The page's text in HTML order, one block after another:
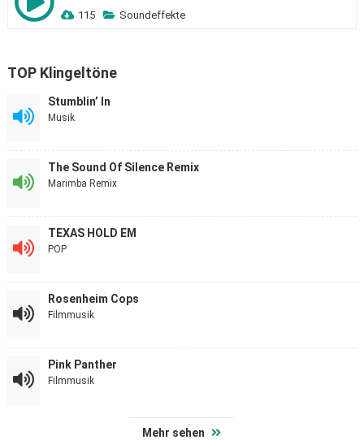
115 Soundeffekte
TOP Klingeltöne
Stumblin’ In
Musik
The Sound Of Silence Remix
Marimba Remix
TEXAS HOLD EM
POP
Rosenheim Cops
Filmmusik
Pink Panther
Filmmusik
Mehr sehen